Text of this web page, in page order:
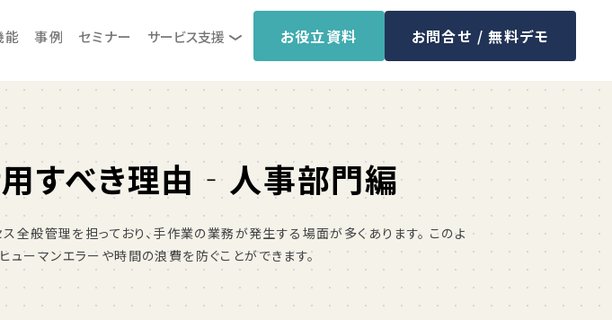
能 事例 セミナー サービス支援 お役立資料 お問合せ / 無料デモ
すべき理由‐人事部門編
般管理を担っており、手作業の業務が発生する場面が多くあります。 このよ
ーマンエラーや時間の浪費を防ぐことができます。